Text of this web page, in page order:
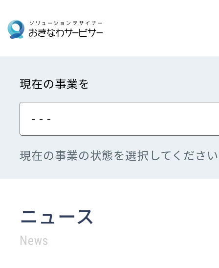
現在の事業を
- - -
現在の事業の状態を選択してくださ
ニュース
News